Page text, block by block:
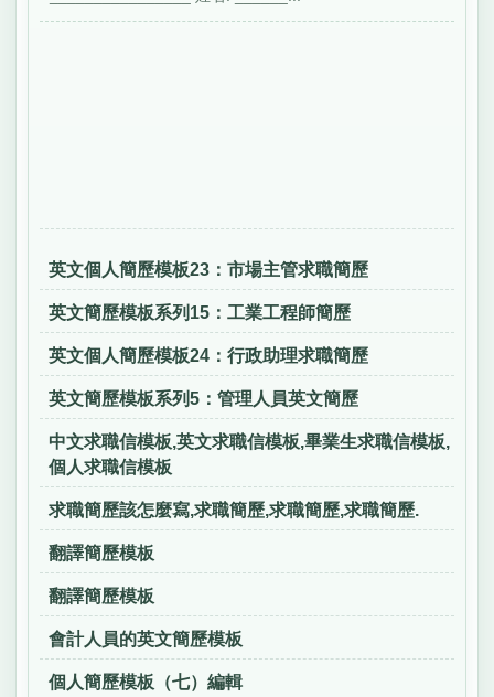
英文個人簡歷模板23：市場主管求職簡歷
英文簡歷模板系列15：工業工程師簡歷
英文個人簡歷模板24：行政助理求職簡歷
英文簡歷模板系列5：管理人員英文簡歷
中文求職信模板,英文求職信模板,畢業生求職信模板,
個人求職信模板
求職簡歷該怎麼寫,求職簡歷,求職簡歷,求職簡歷.
翻譯簡歷模板
翻譯簡歷模板
會計人員的英文簡歷模板
個人簡歷模板（七）編輯